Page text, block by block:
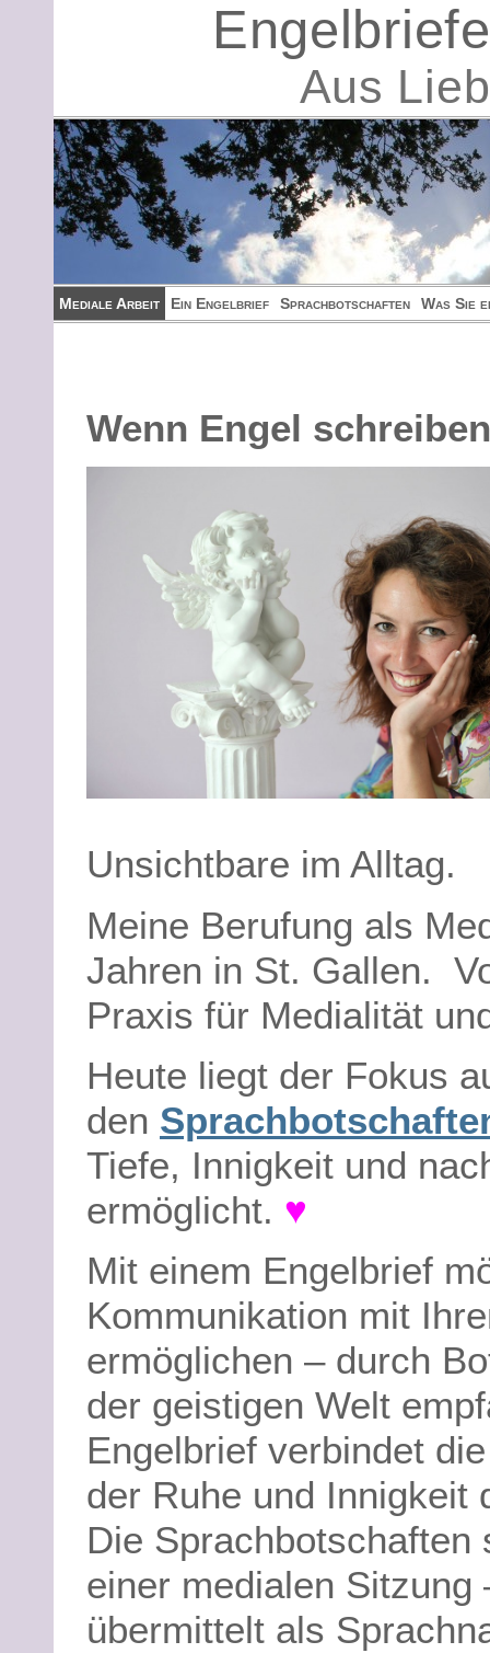
Aus
Mediale Arbeit Ein Engelbrief Sprachbotschaften Was Sie
Wenn Engel
Unsichtbare im Alltag.
Meine Berufung als
Jahren in St. Gallen.
Praxis für Medialität
Heute liegt der Fokus
den
Tiefe, Innigkeit und
ermöglicht. ♥
Mit einem Engelbrief
Kommunikation mit
ermöglichen – durch
der geistigen Welt
Engelbrief verbindet
der Ruhe und
Die Sprachbotschaften
einer medialen
übermittelt als